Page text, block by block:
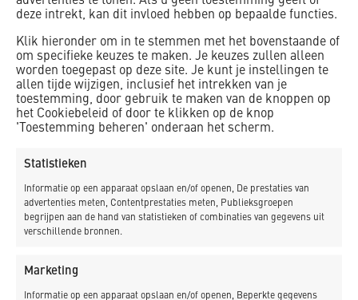
deze intrekt, kan dit invloed hebben op bepaalde functies.
Klik hieronder om in te stemmen met het bovenstaande of
om specifieke keuzes te maken. Je keuzes zullen alleen
worden toegepast op deze site. Je kunt je instellingen te
allen tijde wijzigen, inclusief het intrekken van je
toestemming, door gebruik te maken van de knoppen op
het Cookiebeleid of door te klikken op de knop
'Toestemming beheren' onderaan het scherm.
Statistieken
Informatie op een apparaat opslaan en/of openen, De prestaties van
advertenties meten, Contentprestaties meten, Publieksgroepen
begrijpen aan de hand van statistieken of combinaties van gegevens uit
verschillende bronnen.
Marketing
Informatie op een apparaat opslaan en/of openen, Beperkte gegevens
deze inhoud in te schakelen